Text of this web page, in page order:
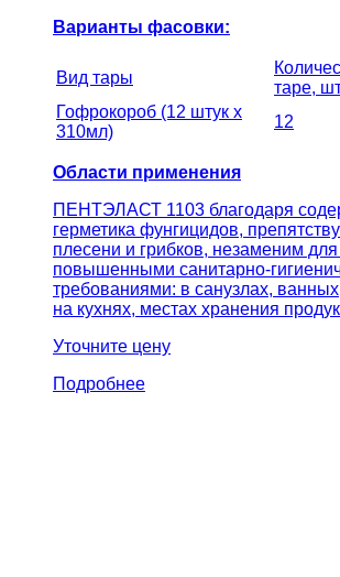
Варианты фасовки:
Вид тары
таре,
Гофрокороб (12 штук х
310мл)
12
Области применения
ПЕНТЭЛАСТ 1103 благодаря
герметика фунгицидов,
плесени и грибков, незаменим
повышенными санитарно-
требованиями: в санузлах,
на кухнях, местах хранения
Уточните цену
Подробнее